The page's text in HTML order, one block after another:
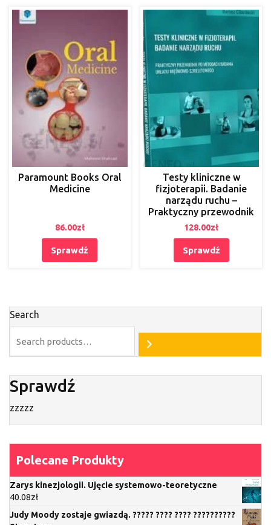
Paramount Books Oral
Medicine
86.00zł
Sprawdź
Testy kliniczne w
fizjoterapii. Badanie
narządu ruchu –
Praktyczny przewodnik
128.00zł
Sprawdź
Search
Sprawdź
zzzzz
Polecane Produkty
Zarys kinezjologii. Ujęcie systemowo-teoretyczne
40.08zł
Judy Moody zostaje gwiazdą. ????? ???? ???? ??????????